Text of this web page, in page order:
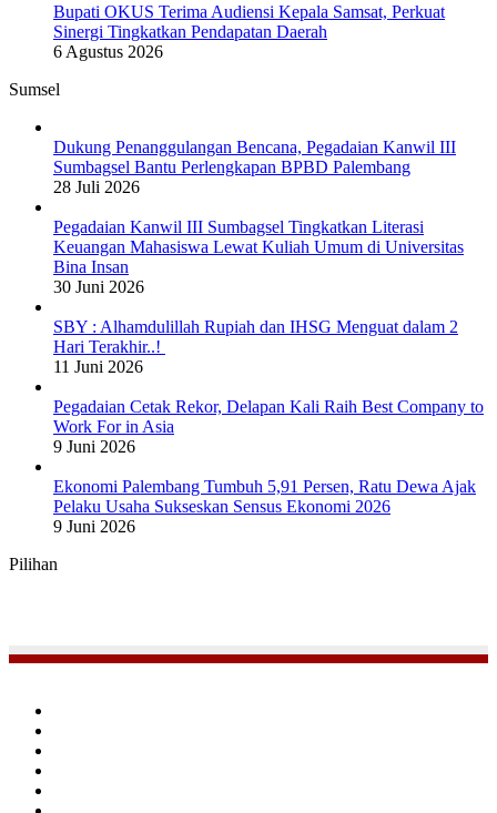
Bupati OKUS Terima Audiensi Kepala Samsat, Perkuat
Sinergi Tingkatkan Pendapatan Daerah
6 Agustus 2026
Sumsel
Dukung Penanggulangan Bencana, Pegadaian Kanwil III
Sumbagsel Bantu Perlengkapan BPBD Palembang
28 Juli 2026
Pegadaian Kanwil III Sumbagsel Tingkatkan Literasi
Keuangan Mahasiswa Lewat Kuliah Umum di Universitas
Bina Insan
30 Juni 2026
SBY : Alhamdulillah Rupiah dan IHSG Menguat dalam 2
Hari Terakhir..!
11 Juni 2026
Pegadaian Cetak Rekor, Delapan Kali Raih Best Company to
Work For in Asia
9 Juni 2026
Ekonomi Palembang Tumbuh 5,91 Persen, Ratu Dewa Ajak
Pelaku Usaha Sukseskan Sensus Ekonomi 2026
9 Juni 2026
Pilihan